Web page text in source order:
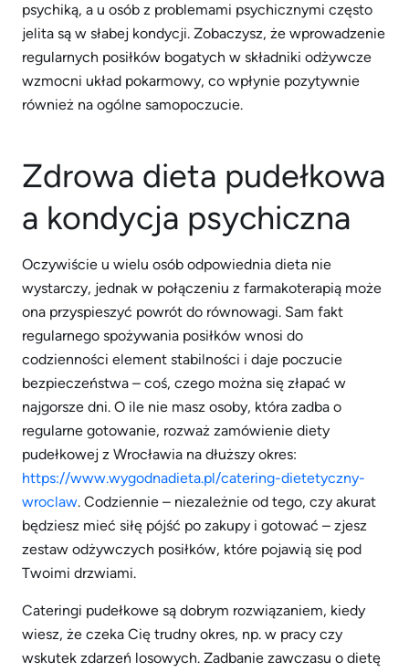
psychiką, a u osób z problemami psychicznymi często
jelita są w słabej kondycji. Zobaczysz, że wprowadzenie
regularnych posiłków bogatych w składniki odżywcze
wzmocni układ pokarmowy, co wpłynie pozytywnie
również na ogólne samopoczucie.
Zdrowa dieta pudełkowa
a kondycja psychiczna
Oczywiście u wielu osób odpowiednia dieta nie
wystarczy, jednak w połączeniu z farmakoterapią może
ona przyspieszyć powrót do równowagi. Sam fakt
regularnego spożywania posiłków wnosi do
codzienności element stabilności i daje poczucie
bezpieczeństwa – coś, czego można się złapać w
najgorsze dni. O ile nie masz osoby, która zadba o
regularne gotowanie, rozważ zamówienie diety
pudełkowej z Wrocławia na dłuższy okres:
https://www.wygodnadieta.pl/catering-dietetyczny-
wroclaw. Codziennie – niezależnie od tego, czy akurat
będziesz mieć siłę pójść po zakupy i gotować – zjesz
zestaw odżywczych posiłków, które pojawią się pod
Twoimi drzwiami.
Cateringi pudełkowe są dobrym rozwiązaniem, kiedy
wiesz, że czeka Cię trudny okres, np. w pracy czy
wskutek zdarzeń losowych. Zadbanie zawczasu o dietę